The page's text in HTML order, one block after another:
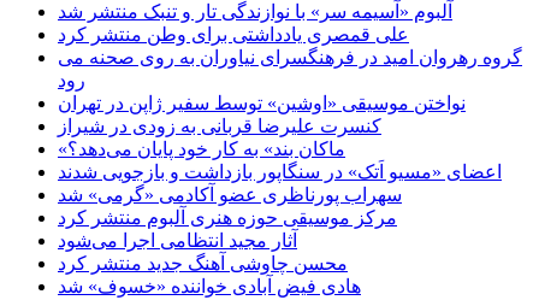
آلبوم «آسیمه سر» با نوازندگی تار و تنبک منتشر شد
علی قمصری یادداشتی برای وطن منتشر کرد
گروه رهروان امید در فرهنگسرای نیاوران به روی صحنه می
رود
نواختن موسیقی «اوشین» توسط سفیر ژاپن در تهران
کنسرت علیرضا قربانی به زودی در شیراز
«ماکان بند» به کار خود پایان می‌دهد؟
اعضای «مسیو اَتک» در سنگاپور بازداشت و بازجویی شدند
سهراب پورناظری عضو آکادمی «گرمی» شد
مرکز موسیقی حوزه هنری آلبوم منتشر کرد
آثار مجید انتظامی اجرا می‌شود
محسن چاوشی آهنگ جدید منتشر کرد
هادی فیض آبادی خواننده «خسوف» شد